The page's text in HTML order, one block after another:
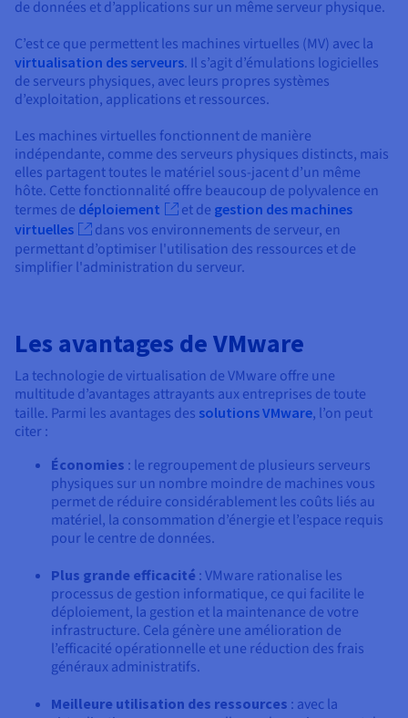
Tarifs
Disponibilités par régions
Documentation
Roadmap & Changelog
Roadmap & Changelog
de données et d’applications sur un même serveur physique.
C’est ce que permettent les machines virtuelles (MV) avec la
virtualisation des serveurs. Il s’agit d’émulations logicielles
de serveurs physiques, avec leurs propres systèmes
d’exploitation, applications et ressources.
Les machines virtuelles fonctionnent de manière
indépendante, comme des serveurs physiques distincts, mais
elles partagent toutes le matériel sous-jacent d’un même
hôte. Cette fonctionnalité offre beaucoup de polyvalence en
termes de déploiement et de gestion des machines
virtuelles
dans vos environnements de serveur, en
permettant d’optimiser l'utilisation des ressources et de
simplifier l'administration du serveur.
Les avantages de VMware
La technologie de virtualisation de VMware offre une
multitude d’avantages attrayants aux entreprises de toute
taille. Parmi les avantages des solutions VMware, l’on peut
citer :
Économies : le regroupement de plusieurs serveurs
physiques sur un nombre moindre de machines vous
permet de réduire considérablement les coûts liés au
matériel, la consommation d’énergie et l’espace requis
pour le centre de données.
Plus grande efficacité : VMware rationalise les
processus de gestion informatique, ce qui facilite le
déploiement, la gestion et la maintenance de votre
infrastructure. Cela génère une amélioration de
l’efficacité opérationnelle et une réduction des frais
généraux administratifs.
Meilleure utilisation des ressources : avec la